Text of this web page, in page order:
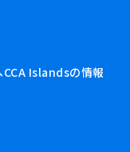
Islandsの情報